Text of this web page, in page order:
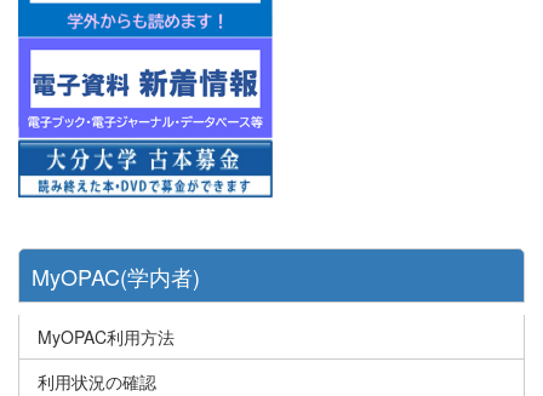
MyOPAC(学内者)
MyOPAC利用方法
利用状況の確認